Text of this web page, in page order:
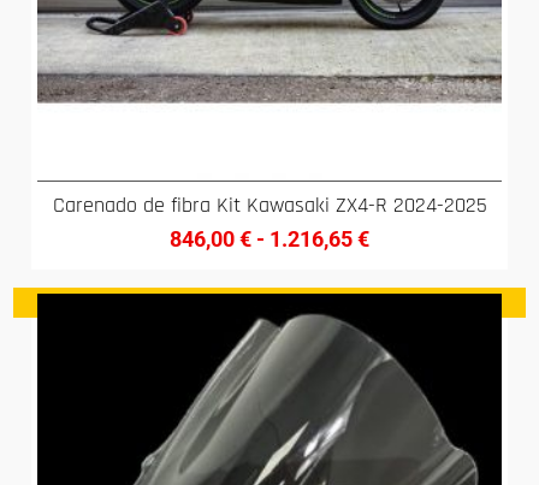
Carenado de fibra Kit Kawasaki ZX4-R 2024-2025
846,00€ - 1.216,65€